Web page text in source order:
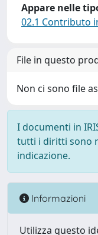
Appare nelle
02.1 Contributo
File in questo
Non ci sono file
I documenti in
tutti i diritti sono
indicazione.
Informazioni
Utilizza questo